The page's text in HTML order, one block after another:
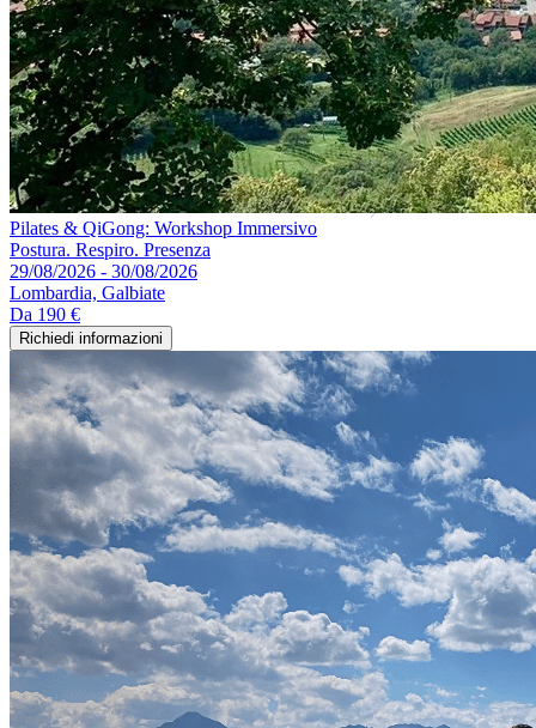
Pilates & QiGong: Workshop Immersivo
Postura. Respiro. Presenza
29/08/2026 - 30/08/2026
Lombardia, Galbiate
Da 190 €
Richiedi informazioni